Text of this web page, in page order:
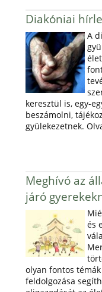
Diakóniai
A
keresztül is, egy-
beszámolni,
gyülekezetnek.
Meghívó az
járó
és
olyan fontos
feldolgozása